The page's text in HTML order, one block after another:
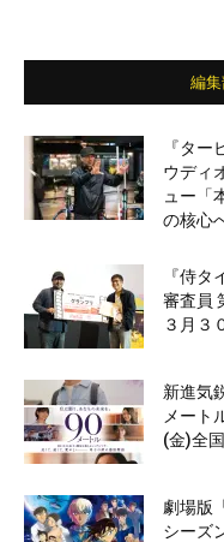
編
『タ
ウディ
ュー「
の核心
『侍
審査員
３月３
新進気
メート
(金)全
劇場版
シーズ